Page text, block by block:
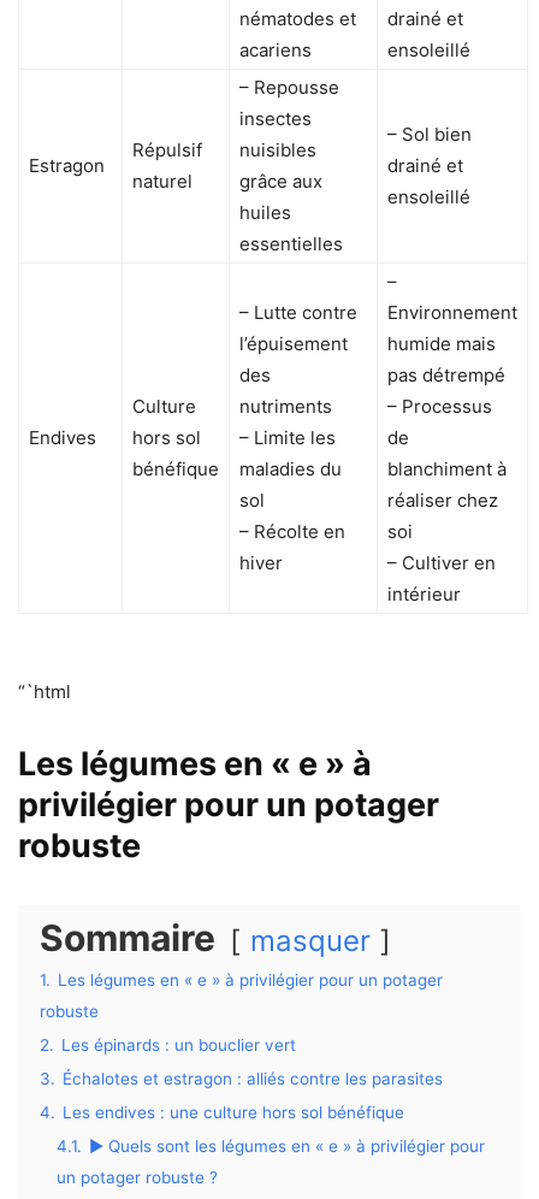
nématodes et
acariens
drainé et
ensoleillé
Estragon
Répulsif
naturel
– Repousse
insectes
nuisibles
grâce aux
huiles
essentielles
– Sol bien
drainé et
ensoleillé
Endives
Culture
hors sol
bénéfique
– Lutte contre
l’épuisement
des
nutriments
– Limite les
maladies du
sol
– Récolte en
hiver
–
Environnement
humide mais
pas détrempé
– Processus
de
blanchiment à
réaliser chez
soi
– Cultiver en
intérieur
“`html
Les légumes en « e » à
privilégier pour un potager
robuste
Sommaire masquer
1. Les légumes en « e » à privilégier pour un potager
robuste
2. Les épinards : un bouclier vert
3. Échalotes et estragon : alliés contre les parasites
4. Les endives : une culture hors sol bénéfique
4.1. ▶ Quels sont les légumes en « e » à privilégier pour
un potager robuste ?